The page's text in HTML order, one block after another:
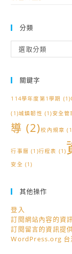
分類
類
選取分類
關鍵字
114學年度第1學期 (1)
(1)城鎮韌性 (1)安全管
導 (2)校內規章
行事曆 (1)行程表 (1)
安全 (1)
其他操作
登入
訂閱網站內容的資
訂閱留言的資訊提
WordPress.org 台